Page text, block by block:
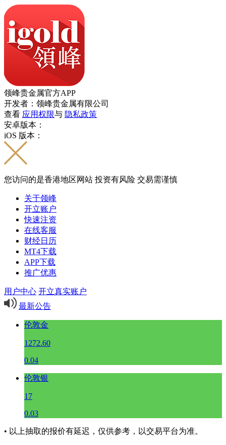
领峰贵金属官方APP
开发者：领峰贵金属有限公司
查看 应用权限与 隐私政策
安卓版本：
iOS 版本：
您访问的是香港地区网站 投资有风险 交易需谨慎
关于领峰
开立账户
快速注资
在线客服
财经日历
MT4下载
APP下载
推广优惠
用户中心 开立真实账户
最新公告
伦敦金
1272.60
0.04
伦敦银
17
0.03
• 以上抽取的报价有延迟，仅供参考，以交易平台为准。